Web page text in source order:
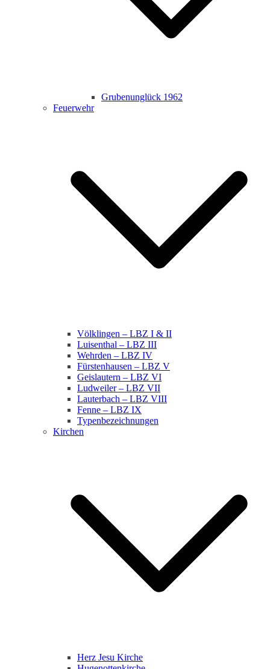
Grubenunglück 1962
Feuerwehr
Völklingen – LBZ I & II
Luisenthal – LBZ III
Wehrden – LBZ IV
Fürstenhausen – LBZ V
Geislautern – LBZ VI
Ludweiler – LBZ VII
Lauterbach – LBZ VIII
Fenne – LBZ IX
Typenbezeichnungen
Kirchen
Herz Jesu Kirche